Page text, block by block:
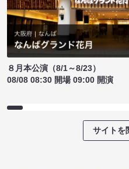
８月本公演（8/1～8/23）
08/08 08:30 開場 09:00 開演
サイトを